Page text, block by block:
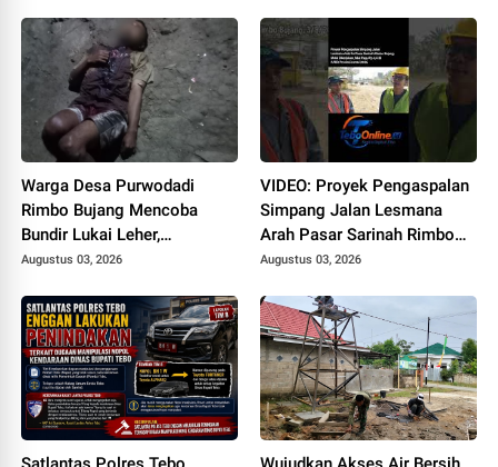
Warga Desa Purwodadi
Rimbo Bujang Mencoba
Bundir Lukai Leher,
Sebelumnya Pernah Potong
Augustus 03, 2026
VIDEO: Proyek Pengaspalan
Simpang Jalan Lesmana
Arah Pasar Sarinah Rimbo
Bujang Sedot Anggaran Rp
Augustus 03, 2026